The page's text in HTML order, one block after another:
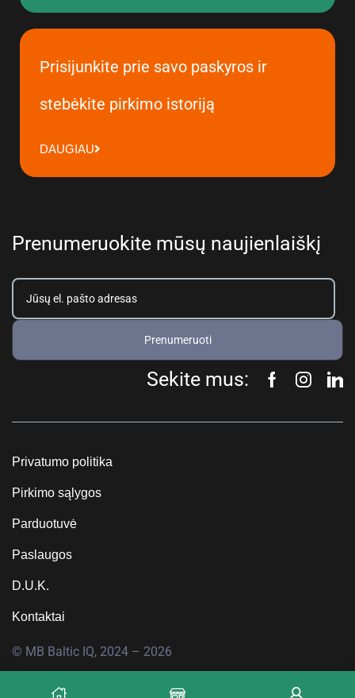
Prisijunkite prie savo paskyros ir
stebėkite pirkimo istoriją
DAUGIAU
Prenumeruokite mūsų naujienlaiškį
Prenumeruoti
Sekite mus:
Privatumo politika
Pirkimo sąlygos
Parduotuvė
Paslaugos
D.U.K.
Kontaktai
© MB Baltic IQ, 2024 – 2026